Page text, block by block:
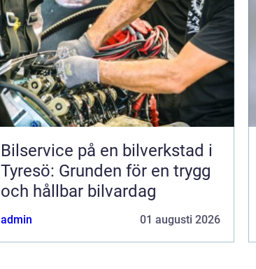
Bilservice på en bilverkstad i
Tyresö: Grunden för en trygg
och hållbar bilvardag
admin 01 augusti 2026